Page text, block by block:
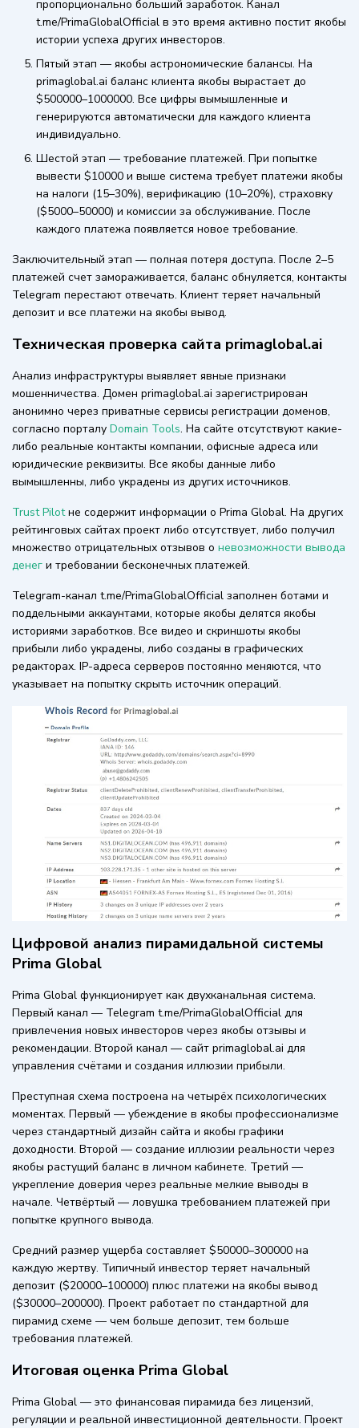
пропорционально больший заработок. Канал
t.me/PrimaGlobalOfficial в это время активно постит якобы
истории успеха других инвесторов.
Пятый этап — якобы астрономические балансы. На
primaglobal.ai баланс клиента якобы вырастает до
$500000–1000000. Все цифры вымышленные и
генерируются автоматически для каждого клиента
индивидуально.
Шестой этап — требование платежей. При попытке
вывести $10000 и выше система требует платежи якобы
на налоги (15–30%), верификацию (10–20%), страховку
($5000–50000) и комиссии за обслуживание. После
каждого платежа появляется новое требование.
Заключительный этап — полная потеря доступа. После 2–5
платежей счет замораживается, баланс обнуляется, контакты
Telegram перестают отвечать. Клиент теряет начальный
депозит и все платежи на якобы вывод.
Техническая проверка сайта primaglobal.ai
Анализ инфраструктуры выявляет явные признаки
мошенничества. Домен primaglobal.ai зарегистрирован
анонимно через приватные сервисы регистрации доменов,
согласно порталу Domain Tools. На сайте отсутствуют какие-
либо реальные контакты компании, офисные адреса или
юридические реквизиты. Все якобы данные либо
вымышленны, либо украдены из других источников.
Trust Pilotне содержит информации о Prima Global. На других
рейтинговых сайтах проект либо отсутствует, либо получил
множество отрицательных отзывов о невозможности вывода
денег и требовании бесконечных платежей.
Telegram-канал t.me/PrimaGlobalOfficial заполнен ботами и
поддельными аккаунтами, которые якобы делятся якобы
историями заработков. Все видео и скриншоты якобы
прибыли либо украдены, либо созданы в графических
редакторах. IP-адреса серверов постоянно меняются, что
указывает на попытку скрыть источник операций.
Цифровой анализ пирамидальной системы
Prima Global
Prima Global функционирует как двухканальная система.
Первый канал — Telegram t.me/PrimaGlobalOfficial для
привлечения новых инвесторов через якобы отзывы и
рекомендации. Второй канал — сайт primaglobal.ai для
управления счётами и создания иллюзии прибыли.
Преступная схема построена на четырёх психологических
моментах. Первый — убеждение в якобы профессионализме
через стандартный дизайн сайта и якобы графики
доходности. Второй — создание иллюзии реальности через
якобы растущий баланс в личном кабинете. Третий —
укрепление доверия через реальные мелкие выводы в
начале. Четвёртый — ловушка требованием платежей при
попытке крупного вывода.
Средний размер ущерба составляет $50000–300000 на
каждую жертву. Типичный инвестор теряет начальный
депозит ($20000–100000) плюс платежи на якобы вывод
($30000–200000). Проект работает по стандартной для
пирамид схеме — чем больше депозит, тем больше
требования платежей.
Итоговая оценка Prima Global
Prima Global — это финансовая пирамида без лицензий,
регуляции и реальной инвестиционной деятельности. Проект